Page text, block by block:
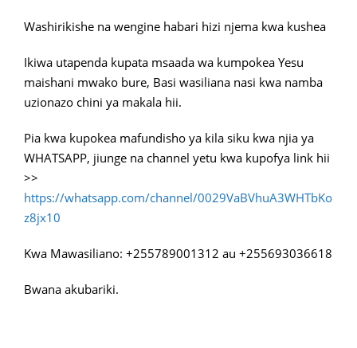
Washirikishe na wengine habari hizi njema kwa kushea
Ikiwa utapenda kupata msaada wa kumpokea Yesu
maishani mwako bure, Basi wasiliana nasi kwa namba
uzionazo chini ya makala hii.
Pia kwa kupokea mafundisho ya kila siku kwa njia ya
WHATSAPP, jiunge na channel yetu kwa kupofya link hii
>>
https://whatsapp.com/channel/0029VaBVhuA3WHTbKo
z8jx10
Kwa Mawasiliano: +255789001312 au +255693036618
Bwana akubariki.